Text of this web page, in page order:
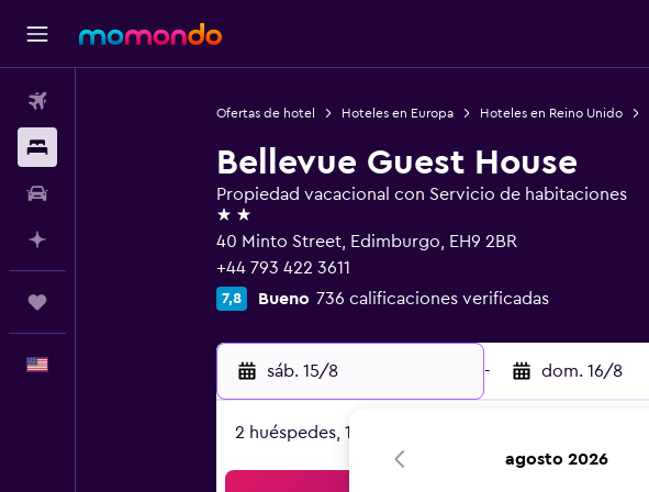
Ofertas de hotel Hoteles en Europa Hoteles en Reino Unido
Bellevue Guest House
Propiedad vacacional con Servicio de habitaciones
2 estrellas
40 Minto Street, Edimburgo, EH9 2BR
+44 793 422 3611
7,8 Bueno 736 calificaciones verificadas
sáb. 15/8 - dom. 16/8
2 huéspedes, 1 habitación
agosto 2026